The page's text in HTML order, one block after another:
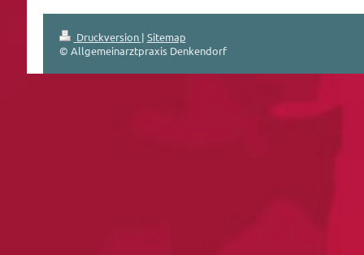
Druckversion | Sitemap
© Allgemeinarztpraxis Denkendorf